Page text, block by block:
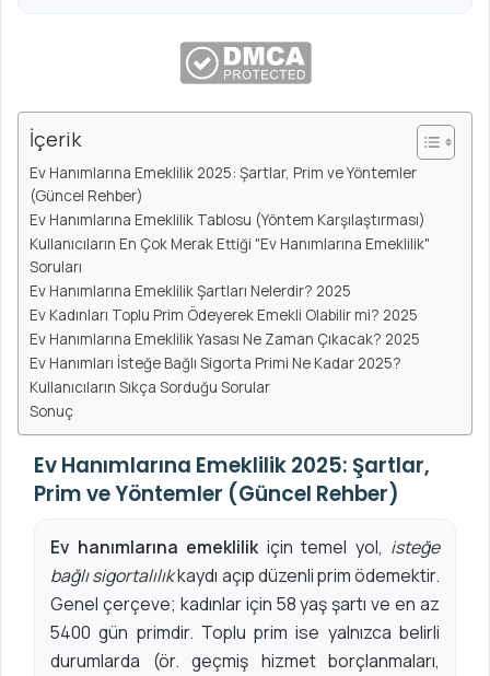
e
r
m
k
İçerik
Ev Hanımlarına Emeklilik 2025: Şartlar, Prim ve Yöntemler
(Güncel Rehber)
Ev Hanımlarına Emeklilik Tablosu (Yöntem Karşılaştırması)
Kullanıcıların En Çok Merak Ettiği "Ev Hanımlarına Emeklilik"
Soruları
Ev Hanımlarına Emeklilik Şartları Nelerdir? 2025
Ev Kadınları Toplu Prim Ödeyerek Emekli Olabilir mi? 2025
Ev Hanımlarına Emeklilik Yasası Ne Zaman Çıkacak? 2025
Ev Hanımları İsteğe Bağlı Sigorta Primi Ne Kadar 2025?
Kullanıcıların Sıkça Sorduğu Sorular
Sonuç
Ev Hanımlarına Emeklilik 2025: Şartlar,
Prim ve Yöntemler (Güncel Rehber)
Ev hanımlarına emeklilikiçin temel yol, isteğe
bağlı sigortalılıkkaydı açıp düzenli prim ödemektir.
Genel çerçeve; kadınlar için 58 yaş şartı ve en az
5400 gün primdir. Toplu prim ise yalnızca belirli
durumlarda (ör. geçmiş hizmet borçlanmaları,